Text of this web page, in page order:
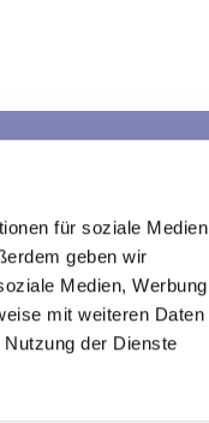
für soziale Medien
geben wir
Medien, Werbung
mit weiteren Daten
der Dienste